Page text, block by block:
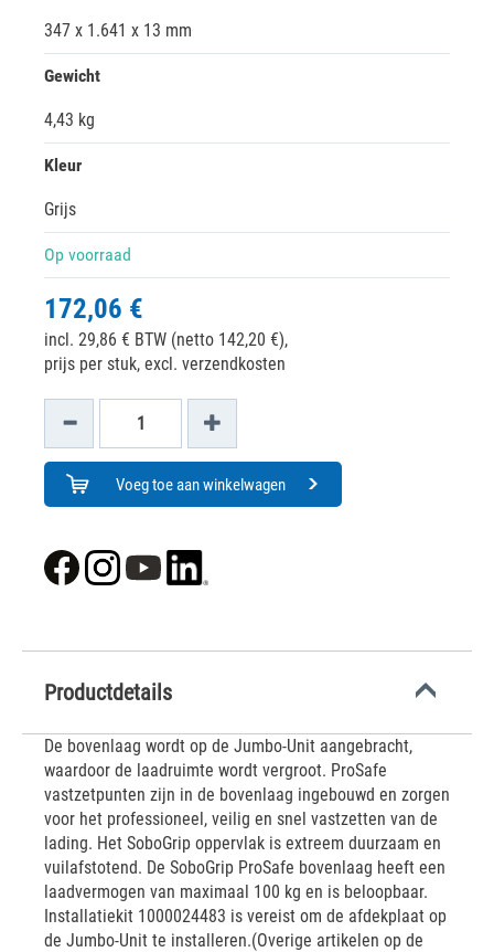
347 x 1.641 x 13 mm
Gewicht
4,43 kg
Kleur
Grijs
Op voorraad
172,06 €
incl. 29,86 € BTW (netto 142,20 €),
prijs per stuk, excl. verzendkosten
Voeg toe aan winkelwagen
Productdetails
De bovenlaag wordt op de Jumbo-Unit aangebracht,
waardoor de laadruimte wordt vergroot. ProSafe
vastzetpunten zijn in de bovenlaag ingebouwd en zorgen
voor het professioneel, veilig en snel vastzetten van de
lading. Het SoboGrip oppervlak is extreem duurzaam en
vuilafstotend. De SoboGrip ProSafe bovenlaag heeft een
laadvermogen van maximaal 100 kg en is beloopbaar.
Installatiekit 1000024483 is vereist om de afdekplaat op
de Jumbo-Unit te installeren.(Overige artikelen op de